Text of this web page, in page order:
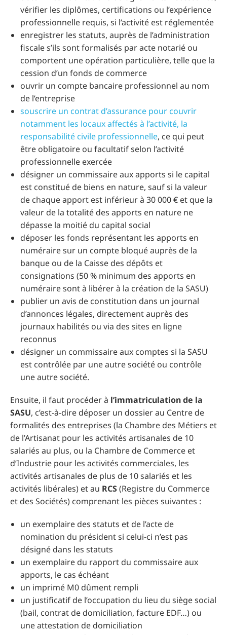
vérifier les diplômes, certifications ou l’expérience
professionnelle requis, si l’activité est réglementée
enregistrer les statuts, auprès de l’administration
fiscale s’ils sont formalisés par acte notarié ou
comportent une opération particulière, telle que la
cession d’un fonds de commerce
ouvrir un compte bancaire professionnel au nom
de l’entreprise
souscrire un contrat d’assurance pour couvrir
notamment les locaux affectés à l’activité, la
responsabilité civile professionnelle, ce qui peut
être obligatoire ou facultatif selon l’activité
professionnelle exercée
désigner un commissaire aux apports si le capital
est constitué de biens en nature, sauf si la valeur
de chaque apport est inférieur à 30 000 € et que la
valeur de la totalité des apports en nature ne
dépasse la moitié du capital social
déposer les fonds représentant les apports en
numéraire sur un compte bloqué auprès de la
banque ou de la Caisse des dépôts et
consignations (50 % minimum des apports en
numéraire sont à libérer à la création de la SASU)
publier un avis de constitution dans un journal
d’annonces légales, directement auprès des
journaux habilités ou via des sites en ligne
reconnus
désigner un commissaire aux comptes si la SASU
est contrôlée par une autre société ou contrôle
une autre société.
Ensuite, il faut procéder à l’immatriculation de la
SASU, c’est-à-dire déposer un dossier au Centre de
formalités des entreprises (la Chambre des Métiers et
de l’Artisanat pour les activités artisanales de 10
salariés au plus, ou la Chambre de Commerce et
d’Industrie pour les activités commerciales, les
activités artisanales de plus de 10 salariés et les
activités libérales) et au RCS(Registre du Commerce
et des Sociétés) comprenant les pièces suivantes :
un exemplaire des statuts et de l’acte de
nomination du président si celui-ci n’est pas
désigné dans les statuts
un exemplaire du rapport du commissaire aux
apports, le cas échéant
un imprimé M0 dûment rempli
un justificatif de l’occupation du lieu du siège social
(bail, contrat de domiciliation, facture EDF…) ou
une attestation de domiciliation